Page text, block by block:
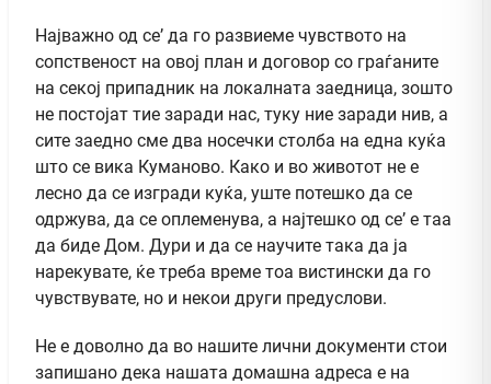
Најважно од се’ да го развиеме чувството на
сопственост на овој план и договор со граѓаните
на секој припадник на локалната заедница, зошто
не постојат тие заради нас, туку ние заради нив, а
сите заедно сме два носечки столба на една куќа
што се вика Куманово. Како и во животот не е
лесно да се изгради куќа, уште потешко да се
одржува, да се оплеменува, а најтешко од се’ е таа
да биде Дом. Дури и да се научите така да ја
нарекувате, ќе треба време тоа вистински да го
чувствувате, но и некои други предуслови.
Не е доволно да во нашите лични документи стои
запишано дека нашата домашна адреса е на